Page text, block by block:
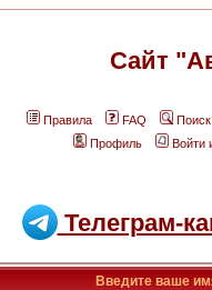
Сайт
Правила FAQ
Поиск
Профиль
Войти
Телеграм-
Введите ваше